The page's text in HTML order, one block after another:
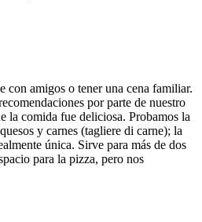
con amigos o tener una cena familiar.
por parte de nuestro
la comida fue deliciosa. Probamos la
y carnes (tagliere di carne); la
única. Sirve para más de dos
para la pizza, pero nos